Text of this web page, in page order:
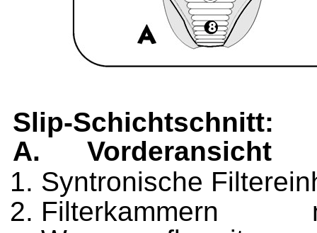
Slip-Schichtschnitt:
A.
Vorderansicht
Syntronische